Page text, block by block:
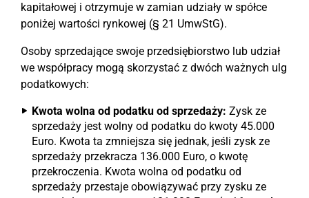
kapitałowej i otrzymuje w zamian udziały w spółce
poniżej wartości rynkowej (§ 21 UmwStG).
Osoby sprzedające swoje przedsiębiorstwo lub udział
we współpracy mogą skorzystać z dwóch ważnych ulg
podatkowych:
Kwota wolna od podatku od sprzedaży: Zysk ze
sprzedaży jest wolny od podatku do kwoty 45.000
Euro. Kwota ta zmniejsza się jednak, jeśli zysk ze
sprzedaży przekracza 136.000 Euro, o kwotę
przekroczenia. Kwota wolna od podatku od
sprzedaży przestaje obowiązywać przy zysku ze